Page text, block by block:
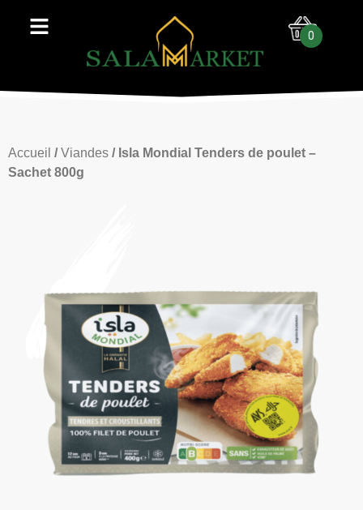
0
Accueil /Viandes / Isla Mondial Tenders de poulet –
Sachet 800g